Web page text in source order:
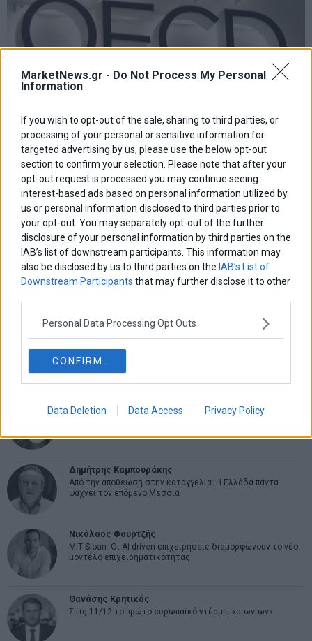
MarketNews.gr - Do Not Process My Personal
Information
If you wish to opt-out of the sale, sharing to third parties, or
processing of your personal or sensitive information for
targeted advertising by us, please use the below opt-out
section to confirm your selection. Please note that after your
opt-out request is processed you may continue seeing
interest-based ads based on personal information utilized by
us or personal information disclosed to third parties prior to
your opt-out. You may separately opt-out of the further
disclosure of your personal information by third parties on the
IAB’s list of downstream participants. This information may
also be disclosed by us to third parties on the IAB’s List of
Downstream Participants that may further disclose it to other
Personal Data Processing Opt Outs
CONFIRM
Data Deletion Data Access Privacy Policy
ΟΟΣΑ: Στην Ελλάδα, η μεγαλύτερη αύξηση του
marketnews Team
Πλοήγηση
άρθρων
ΠΡΟΗΓΟΥΜΕΝΟ ΑΡΘΡΟ
Previous
post:
Αποκάλυψη: Κοκτέιλ
φαρμάκων ανιχνεύτηκε
στον Βασίλη Καλογήρου
ΕΠΟΜΕΝΟ ΑΡΘΡΟ
ΔΕΗ: «Παγώνει» τις τιμές
στα πράσινα τιμολόγια και
τον Μάρτιο
ΑΡΘΡΟΓΡΑΦΟΙ
Ελευθερία Κούρταλη
Οι «τιμωροί» των ομολόγων επέστρεψαν
Εύη Φραγκάκη
Η αληθινή παιδεία ξεκινά από την ψυχή…
Σταματίνα Σταματάκου
Η βία κατά των ζώων δεν αντέχει βολικές ερμηνείες
Δημήτρης Καμπουράκης
Από την αποθέωση στην καταγγελία: Η Ελλάδα πάντα
ψάχνει τον επόμενο Μεσσία
Νικόλαος Φουρτζής
MIT Sloan: Οι AI-driven επιχειρήσεις διαμορφώνουν το νέο
μοντέλο επιχειρηματικότητας
Θανάσης Κρητικός
Στις 11/12 το πρώτο ευρωπαϊκό ντέρμπι «αιωνίων»